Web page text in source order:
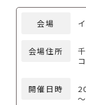
会場
会場住所
開催日時